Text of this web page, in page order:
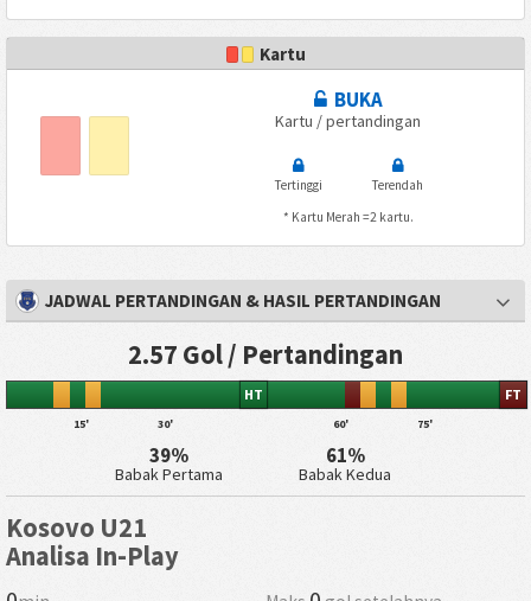
Kartu
BUKA
Kartu / pertandingan
Tertinggi
Terendah
* Kartu Merah =2 kartu.
JADWAL PERTANDINGAN & HASIL PERTANDINGAN
2.57 Gol / Pertandingan
15' 30'
HT
60' 75'
FT
39%
Babak Pertama
61%
Babak Kedua
Kosovo U21
Analisa In-Play